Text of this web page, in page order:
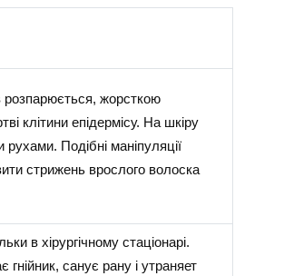
розпарюється, жорсткою
клітини епідермісу. На шкіру
Подібні маніпуляції
стрижень врослого волоска
в хірургічному стаціонарі.
гнійник, санує рану і утраняет